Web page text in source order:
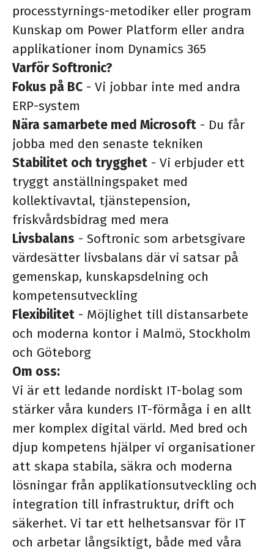
processtyrnings-metodiker eller program
Kunskap om Power Platform eller andra
applikationer inom Dynamics 365
Varför Softronic?
Fokus på BC - Vi jobbar inte med andra
ERP-system
Nära samarbete med Microsoft - Du får
jobba med den senaste tekniken
Stabilitet och trygghet - Vi erbjuder ett
tryggt anställningspaket med
kollektivavtal, tjänstepension,
friskvårdsbidrag med mera
Livsbalans - Softronic som arbetsgivare
värdesätter livsbalans där vi satsar på
gemenskap, kunskapsdelning och
kompetensutveckling
Flexibilitet - Möjlighet till distansarbete
och moderna kontor i Malmö, Stockholm
och Göteborg
Om oss:
Vi är ett ledande nordiskt IT-bolag som
stärker våra kunders IT-förmåga i en allt
mer komplex digital värld. Med bred och
djup kompetens hjälper vi organisationer
att skapa stabila, säkra och moderna
lösningar från applikationsutveckling och
integration till infrastruktur, drift och
säkerhet. Vi tar ett helhetsansvar för IT
och arbetar långsiktigt, både med våra